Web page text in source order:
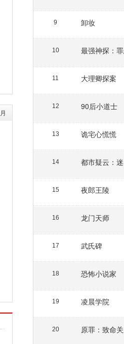
月
9 卸妆
10 最强神探：
11 大理卿探案
12 90后小道士
13 诡宅心慌慌
14 都市疑云：
15 夜郎王陵
16 龙门天师
17 武氏碑
18 恐怖小说家
19 凌晨学院
20 原罪：致命